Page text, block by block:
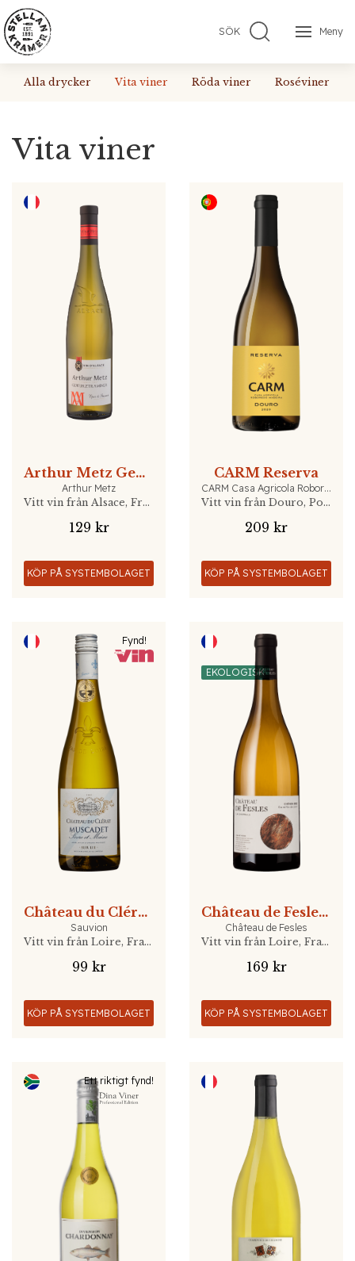
SÖK Meny
Alla drycker Vita viner Röda viner Roséviner
Vita viner
Arthur Metz Gewürztraminer
Arthur Metz
Vitt vin från Alsace, Frankrike
129 kr
KÖP PÅ SYSTEMBOLAGET
CARM Reserva
CARM Casa Agricola Roboredo Madeira
Vitt vin från Douro, Portugal
209 kr
KÖP PÅ SYSTEMBOLAGET
Fynd!
Château du Cléray
Sauvion
Vitt vin från Loire, Frankrike
99 kr
KÖP PÅ SYSTEMBOLAGET
EKOLOGISK
Château de Fesles, La Chapelle Vielles Vignes…
Château de Fesles
Vitt vin från Loire, Frankrike
169 kr
KÖP PÅ SYSTEMBOLAGET
Ett riktigt fynd!